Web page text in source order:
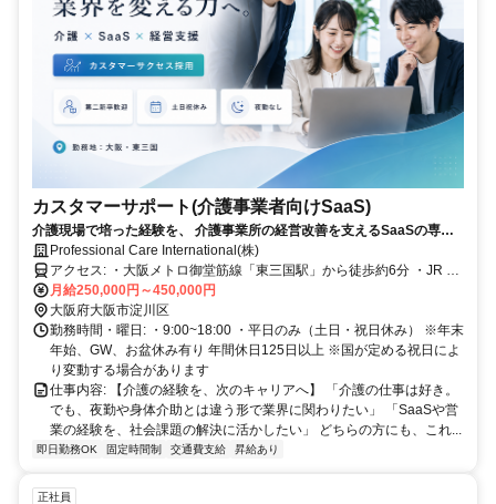
カスタマーサポート(介護事業者向けSaaS)
介護現場で培った経験を、 介護事業所の経営改善を支えるSaaSの専門
性へ。Professional Care International(株)
アクセス: ・大阪メトロ御堂筋線「東三国駅」から徒歩約6分 ・JR 東
淀川駅から徒歩8分 ・JR各線「新大阪駅」から徒歩約15分 ・車、バ
イク、自転車通勤可
月給250,000円～450,000円
大阪府大阪市淀川区
勤務時間・曜日: ・9:00~18:00 ・平日のみ（土日・祝日休み） ※年末
年始、GW、お盆休み有り 年間休日125日以上 ※国が定める祝日によ
り変動する場合があります
仕事内容: 【介護の経験を、次のキャリアへ】 「介護の仕事は好き。
でも、夜勤や身体介助とは違う形で業界に関わりたい」 「SaaSや営
業の経験を、社会課題の解決に活かしたい」 どちらの方にも、これ...
即日勤務OK 固定時間制 交通費支給 昇給あり
正社員